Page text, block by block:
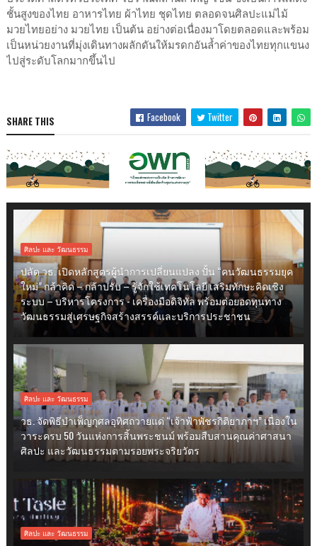
ชั้นสูงของไทย อาหารไทย ผ้าไทย ชุดไทย ตลอดจนศิลปะแม่ไม้
มวยไทยอย่าง มวยไทย เป็นต้น อย่างต่อเนื่องมาโดยตลอดและพร้อม
เป็นหน่วยงานที่มุ่งเดินทางผลักดันให้มรดกอันล้ำค่าของไทยทุกแขนง
ไปสู่ระดับโลกมากขึ้นไป
SHARE THIS Facebook Twitter
ศิลปะ และ วัฒนธรรม
ปลัด วธ. เปิดหลักสูตรผู้นำการเปลี่ยนแปลง ปั้น “คนวัฒนธรรมยุค
ใหม่” กล้าคิด – กล้าปรับ – รู้จักใช้เทคโนโลยี เสริมทักษะคิดเชิง
ระบบ – บริหารโครงการ - เครื่องมือดิจิทัล พร้อมต่อยอดทุนทาง
วัฒนธรรมสู่เศรษฐกิจสร้างสรรค์และบริการประชาชน
ศิลปะ และ วัฒนธรรม
วธ. จัดพิธีบำเพ็ญกุศลอุทิศถวายแด่ “เจ้าฟ้าพัชรกิติยาภาฯ” เนื่องใน
วาระครบ 50 วันแห่งการสิ้นพระชนม์ พร้อมสืบสานคุณค่าศาสนา
ศิลปะ และวัฒนธรรมตามรอยพระจริยวัตร
ศิลปะ และ วัฒนธรรม